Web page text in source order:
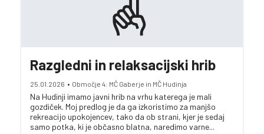
Razgledni in relaksacijski hrib
25.01.2026 • Območje 4: MČ Gaberje in MČ Hudinja
Na Hudinji imamo javni hrib na vrhu katerega je mali
gozdiček. Moj predlog je da ga izkoristimo za manjšo
rekreacijo upokojencev, tako da ob strani, kjer je sedaj
samo potka, ki je občasno blatna, naredimo varne...